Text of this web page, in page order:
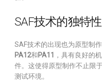
SAF技术的独特性
SAF技术的出现也为原型制
PA12和PA11
，具有良好的
件。这使得原型制作不止限
测试环境。